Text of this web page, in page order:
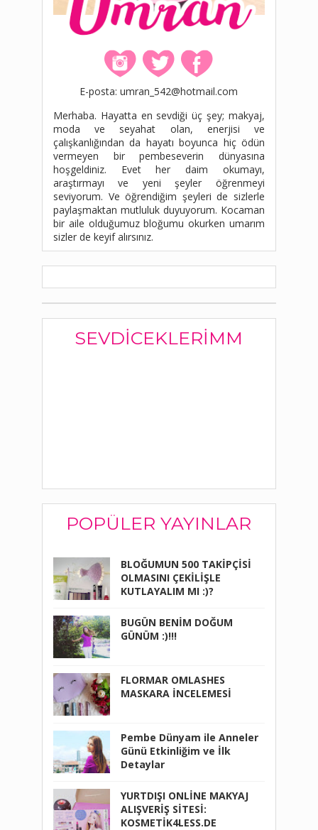
E-posta: umran_542@hotmail.com
Merhaba. Hayatta en sevdiği üç şey; makyaj,
moda ve seyahat olan, enerjisi ve
çalışkanlığından da hayatı boyunca hiç ödün
vermeyen bir pembeseverin dünyasına
hoşgeldiniz. Evet her daim okumayı,
araştırmayı ve yeni şeyler öğrenmeyi
seviyorum. Ve öğrendiğim şeyleri de sizlerle
paylaşmaktan mutluluk duyuyorum. Kocaman
bir aile olduğumuz bloğumu okurken umarım
sizler de keyif alırsınız.
SEVDICEKLERIMM
POPÜLER YAYINLAR
BLOĞUMUN 500 TAKİPÇİSİ
OLMASINI ÇEKİLİŞLE
KUTLAYALIM MI :)?
BUGÜN BENİM DOĞUM
GÜNÜM :)!!!
FLORMAR OMLASHES
MASKARA İNCELEMESİ
Pembe Dünyam ile Anneler
Günü Etkinliğim ve İlk
Detaylar
YURTDIŞI ONLİNE MAKYAJ
ALIŞVERİŞ SİTESİ:
KOSMETİK4LESS.DE